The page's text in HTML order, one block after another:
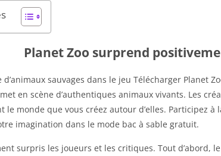
Planet Zoo surprend
sauvages dans le jeu Télécharger Planet
en scène d’authentiques animaux vivants. Les
le monde que vous créez autour d’elles. Participez à
imagination dans le mode bac à sable gratuit.
surpris les joueurs et les critiques. Tout d’abord,